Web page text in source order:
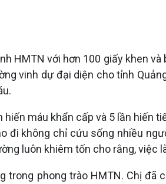
HMTN với hơn 100 giấy khen
vinh dự đại diện cho tỉnh
máu khẩn cấp và 5 lần
không chỉ cứu sống nhiều
luôn khiêm tốn cho rằng, việc
phong trào HMTN. Chị